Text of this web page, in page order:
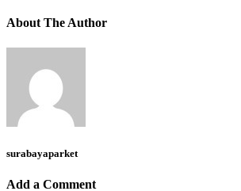
About The Author
surabayaparket
Add a Comment